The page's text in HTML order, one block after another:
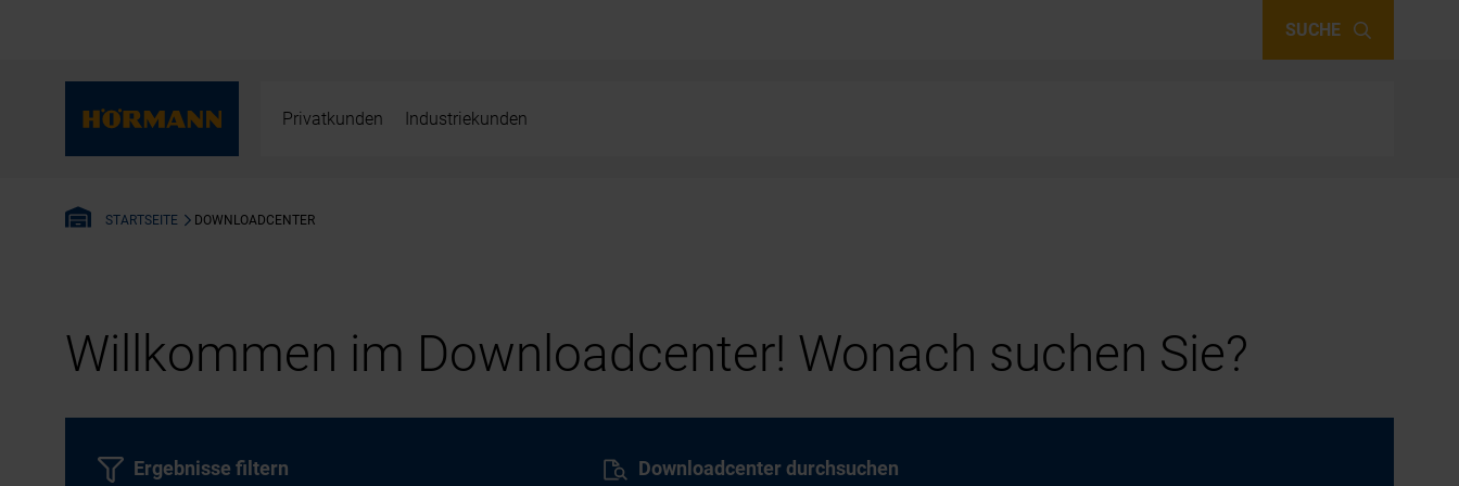
SUCHE
Privatkunden Industriekunden
STARTSEITE DOWNLOADCENTER
Willkommen im Downloadcenter! Wonach suchen Sie?
Downloadcenter durchsuchen
Ergebnisse filtern